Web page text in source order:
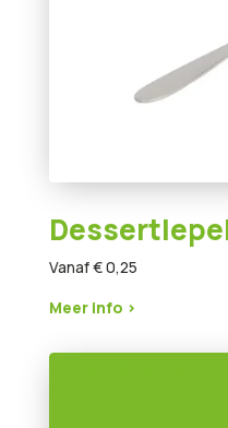
Vanaf € 0,25
Meer info >